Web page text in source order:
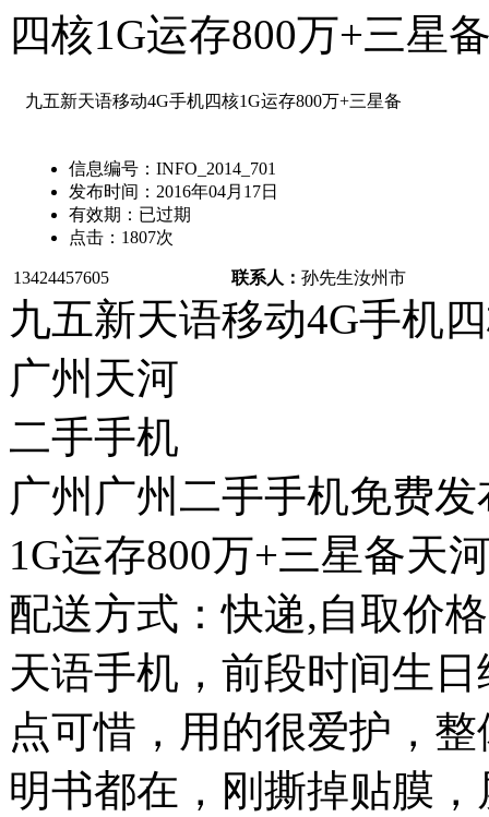
四核1G运存800万+三星
九五新天语移动4G手机四核1G运存800万+三星备
信息编号： INFO_2014_701
发布时间： 2016年04月17日
有效期： 已过期
点击： 1807次
13424457605 联系人： 孙先生汝州市
九五新天语移动4G手机
广州天河
二手手机
广州广州二手手机免费
1G运存800万+三星备天
配送方式：快递,自取价
天语手机，前段时间生
点可惜，用的很爱护，
明书都在，刚撕掉贴膜